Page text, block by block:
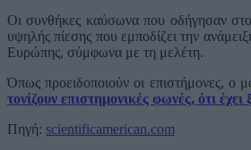
Οι συνθήκες καύσωνα που οδήγησαν στο
υψηλής πίεσης που εμποδίζει την
Ευρώπης, σύμφωνα με τη μελέτη.
Όπως προειδοποιούν οι επιστήμονες, ο
τονίζουν επιστημονικές φωνές, ότι
Πηγή: scientificamerican.com